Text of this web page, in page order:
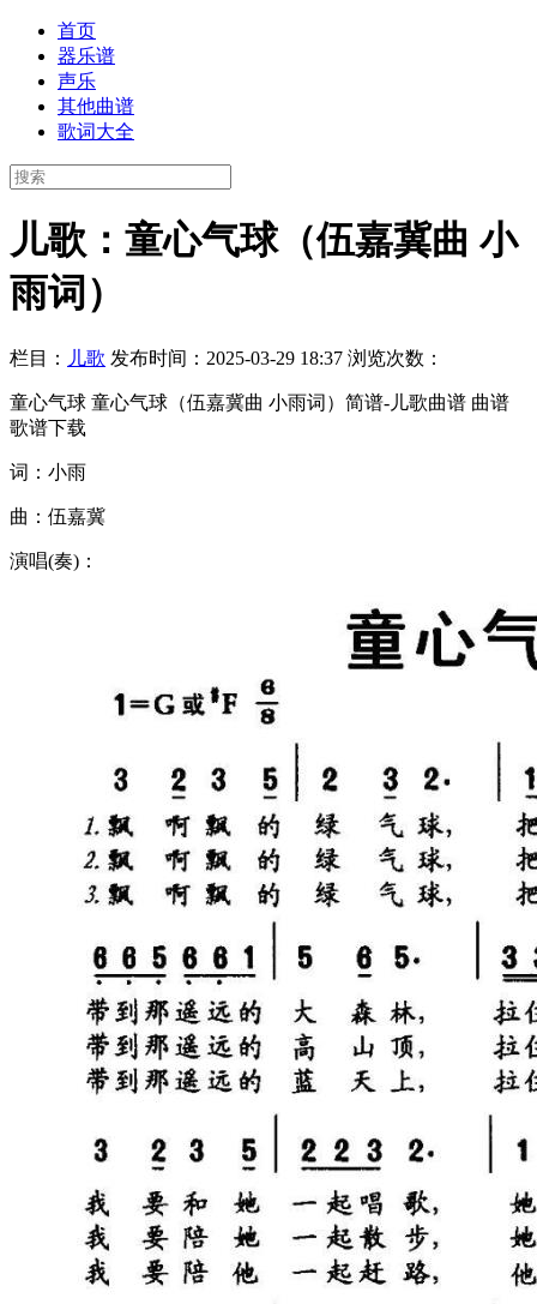
首页
器乐谱
声乐
其他曲谱
歌词大全
儿歌：童心气球（伍嘉冀曲 小
雨词）
栏目： 儿歌 发布时间：2025-03-29 18:37 浏览次数：
童心气球 童心气球（伍嘉冀曲 小雨词）简谱-儿歌曲谱 曲谱
歌谱下载
词：小雨
曲：伍嘉冀
演唱(奏)：